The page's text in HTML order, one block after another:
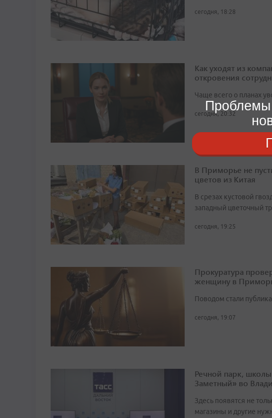
сегодня, 18:28
Как уходят из
откровения
Чаще всего о планах
сегодня, 20:32
В Приморье не
цветов из Китая
В срезах кустовой
западный цветочный
сегодня, 19:25
Прокуратура
женщину в
Поводом стали
сегодня, 19:07
Речной парк,
Заметный» во
Здесь появятся не
магазины и другие
Проблемы